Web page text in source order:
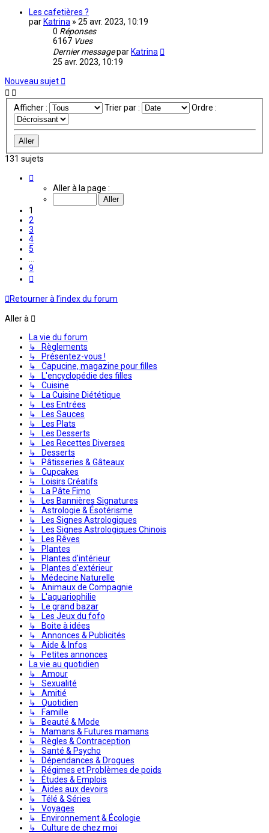
Les cafetières ?
par Katrina » 25 avr. 2023, 10:19
0 Réponses
6167 Vues
Dernier messagepar Katrina
25 avr. 2023, 10:19
Nouveau sujet
Afficher : Trier par : Ordre :
131 sujets
Aller à la page :
1
2
3
4
5
9
Retourner à l’index du forum
Aller à
La vie du forum
↳ Règlements
↳ Présentez-vous !
↳ Capucine, magazine pour filles
↳ L'encyclopédie des filles
↳ Cuisine
↳ La Cuisine Diététique
↳ Les Entrées
↳ Les Sauces
↳ Les Plats
↳ Les Desserts
↳ Les Recettes Diverses
↳ Desserts
↳ Pâtisseries & Gâteaux
↳ Cupcakes
↳ Loisirs Créatifs
↳ La Pâte Fimo
↳ Les Bannières Signatures
↳ Astrologie & Ésotérisme
↳ Les Signes Astrologiques
↳ Les Signes Astrologiques Chinois
↳ Les Rêves
↳ Plantes
↳ Plantes d'intérieur
↳ Plantes d'extérieur
↳ Médecine Naturelle
↳ Animaux de Compagnie
↳ L'aquariophilie
↳ Le grand bazar
↳ Les Jeux du fofo
↳ Boite à idées
↳ Annonces & Publicités
↳ Aide & Infos
↳ Petites annonces
La vie au quotidien
↳ Amour
↳ Sexualité
↳ Amitié
↳ Quotidien
↳ Famille
↳ Beauté & Mode
↳ Mamans & Futures mamans
↳ Règles & Contraception
↳ Santé & Psycho
↳ Dépendances & Drogues
↳ Régimes et Problèmes de poids
↳ Études & Emplois
↳ Aides aux devoirs
↳ Télé & Séries
↳ Voyages
↳ Environnement & Écologie
↳ Culture de chez moi